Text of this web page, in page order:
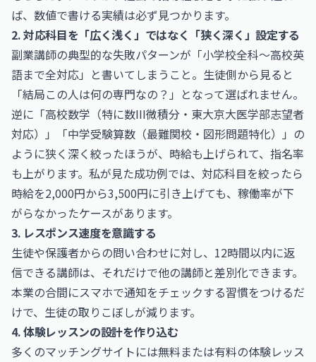
ば、数値で書ける実績は必ず見つかります。
2. 対応科目を「広く浅く」ではなく「狭く深く」設定する
副業講師の典型的な失敗パターンが「小学校全科〜高校英
語まで全対応」と書いてしまうこと。生徒側から見ると
「結局この人は何の専門なの？」となって選ばれません。
逆に「高校数学（特に数III微積分・東大京大医学部志望者
対応）」「中学受験算数（最難関校・図形問題特化）」の
ように狭く深く絞ったほうが、時給も上げられて、指名率
も上がります。私が見た成功例では、対応科目を絞ったら
時給を2,000円から3,500円に引き上げても、稼働率が下
がらなかったケースがあります。
3. レスポンス速度を意識する
生徒や保護者からの問い合わせに対し、12時間以内に返
信できる講師は、それだけで他の講師と差別化できます。
本業の合間にスマホで通知をチェックする習慣をつけるだ
けで、生徒の取りこぼしが減ります。
4. 体験レッスンの設計を作り込む
多くのマッチングサイトには無料または有料の体験レッス